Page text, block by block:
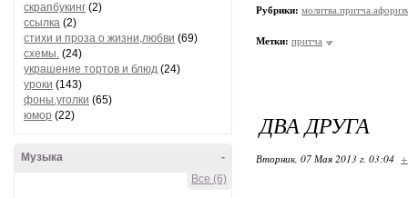
скрапбукинг (2)
ссылка (2)
стихи и проза о жизни,любви (69)
схемы. (24)
украшение тортов и блюд (24)
уроки (143)
фоны.уголки (65)
юмор (22)
-
Музыка
Все (6)
Рубрики:
Метки: притча
ДВА ДРУГА
Вторник, 07 Мая 2013 г. 03:04